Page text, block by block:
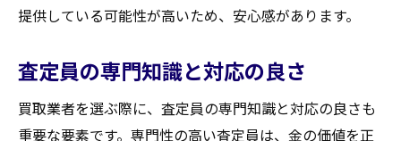
提供している可能性が高いため、安心感があります。
査定員の専門知識と対応の良さ
買取業者を選ぶ際に、査定員の専門知識と対応の良さも
重要な要素です。専門性の高い査定員は、金の価値を正